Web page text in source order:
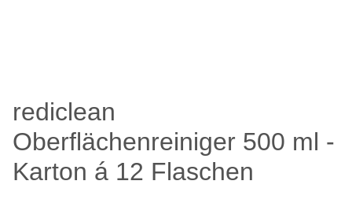
rediclean
Oberflächenreiniger 500 ml -
Karton á 12 Flaschen